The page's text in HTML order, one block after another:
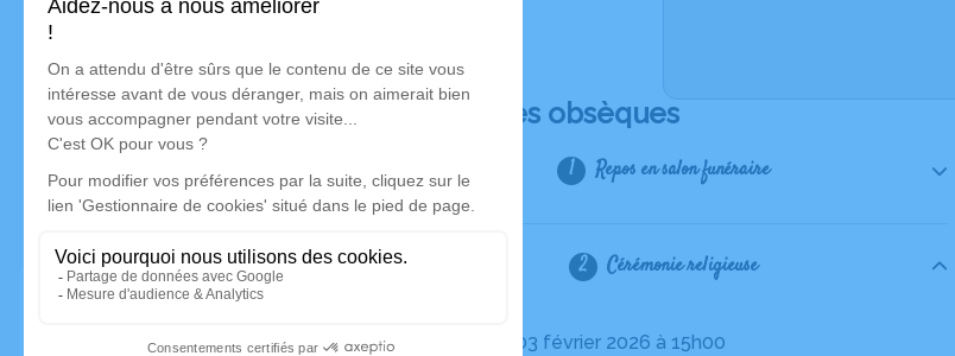
Déroulé des obsèques
Repos en salon funéraire
Cérémonie religieuse
Le mardi 03 février 2026 à 15h00